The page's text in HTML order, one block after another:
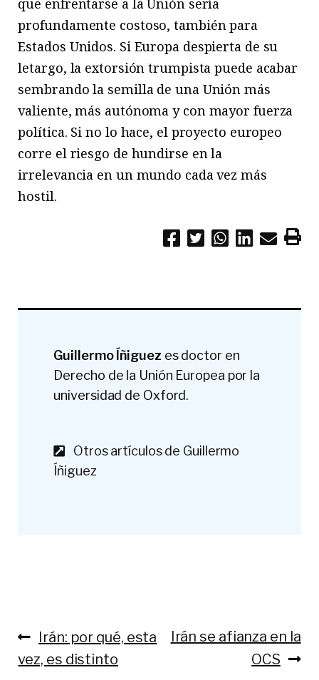
que enfrentarse a la Unión sería
profundamente costoso, también para
Estados Unidos. Si Europa despierta de su
letargo, la extorsión trumpista puede acabar
sembrando la semilla de una Unión más
valiente, más autónoma y con mayor fuerza
política. Si no lo hace, el proyecto europeo
corre el riesgo de hundirse en la
irrelevancia en un mundo cada vez más
hostil.
Guillermo Íñiguez es doctor en
Derecho de la Unión Europea por la
universidad de Oxford.
Otros artículos de Guillermo
Íñiguez
Navegación
de
Anterior:
Irán: por qué, esta
vez, es distinto
Siguiente:
Irán se afianza en la
OCS